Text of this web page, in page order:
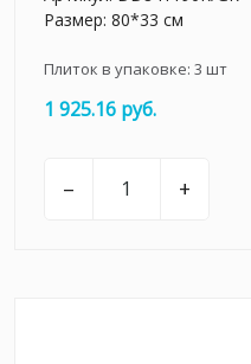
Размер: 80*33 см
Плиток в упаковке: 3 шт
1 925.16 руб.
– +